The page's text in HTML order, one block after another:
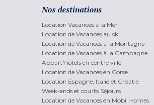
Nos destinations
Location Vacances à la Mer
Location de Vacances au ski
Location de Vacances à la Montagne
Location de Vacances à la Campagne
Appart'hôtels en centre ville
Location de Vacances en Corse
Location Espagne, Italie et Croatie
Week-ends et courts Séjours
Location de Vacances en Mobil Homes